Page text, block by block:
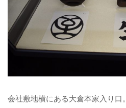
会社敷地横にある大倉本家入り口。